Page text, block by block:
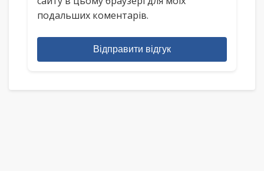
подальших коментарів.
Відправити відгук